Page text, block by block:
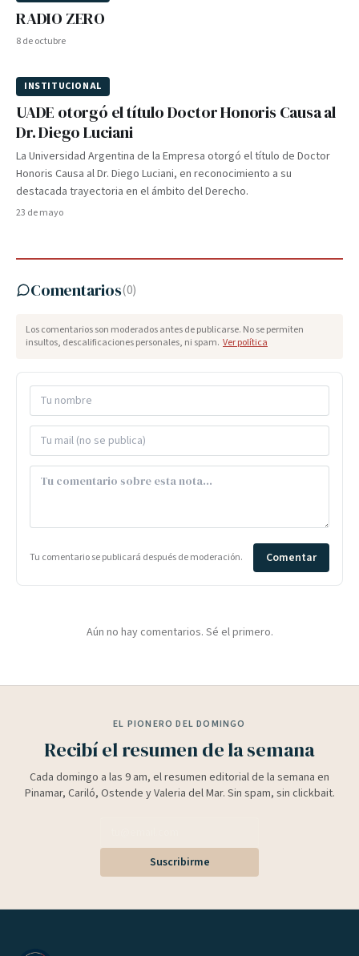
RADIO ZERO
8 de octubre
INSTITUCIONAL
UADE otorgó el título Doctor Honoris Causa al
Dr. Diego Luciani
La Universidad Argentina de la Empresa otorgó el título de Doctor
Honoris Causa al Dr. Diego Luciani, en reconocimiento a su
destacada trayectoria en el ámbito del Derecho.
23 de mayo
Comentarios(0)
Los comentarios son moderados antes de publicarse. No se permiten
insultos, descalificaciones personales, ni spam. Ver política
Tu comentario se publicará después de moderación. Comentar
Aún no hay comentarios. Sé el primero.
EL PIONERO DEL DOMINGO
Recibí el resumen de la semana
Cada domingo a las 9 am, el resumen editorial de la semana en
Pinamar, Cariló, Ostende y Valeria del Mar. Sin spam, sin clickbait.
Suscribirme